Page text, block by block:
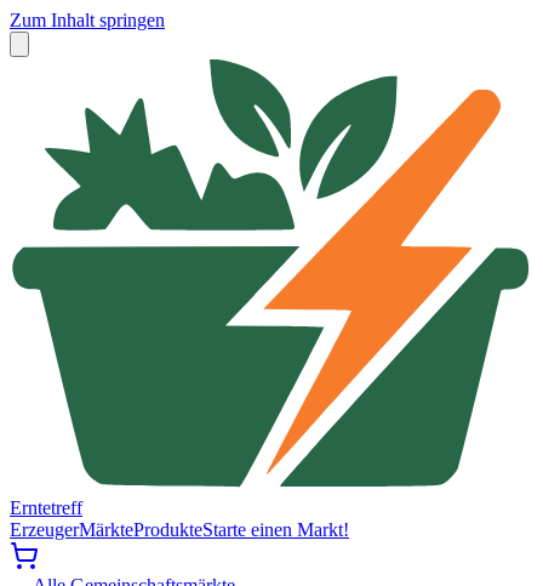
Zum Inhalt springen
Erntetreff
ErzeugerMärkteProdukteStarte einen Markt!